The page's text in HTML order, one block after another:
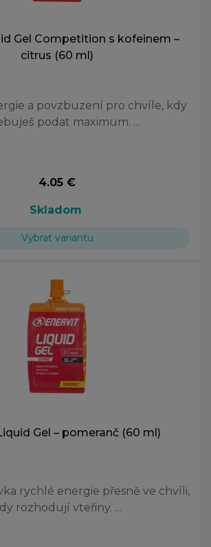
Gel Competition s kofeinem –
citrus (60 ml)
a povzbuzení pro chvíle, kdy
podat maximum. …
4.05 €
Skladom
Vybrať variantu
Gel – pomeranč (60 ml)
rychlé energie přesně ve chvíli,
rozhodují vteřiny. …